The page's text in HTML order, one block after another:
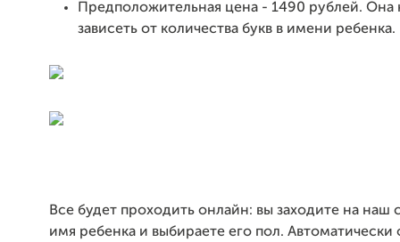
Предположительная цена - 1490 рублей. Она
зависеть от количества букв в имени ребенка.
Все будет проходить онлайн: вы заходите на наш
имя ребенка и выбираете его пол.